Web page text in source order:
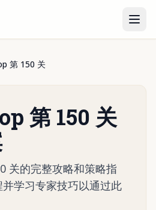
第 150 关
第 150 关
关的完整攻略和策略指
学习专家技巧以通过此